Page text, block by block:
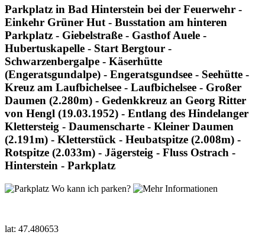
Parkplatz in Bad Hinterstein bei der Feuerwehr -
Einkehr Grüner Hut - Busstation am hinteren
Parkplatz - Giebelstraße - Gasthof Auele -
Hubertuskapelle - Start Bergtour -
Schwarzenbergalpe - Käserhütte
(Engeratsgundalpe) - Engeratsgundsee - Seehütte -
Kreuz am Laufbichelsee - Laufbichelsee - Großer
Daumen (2.280m) - Gedenkkreuz an Georg Ritter
von Hengl (19.03.1952) - Entlang des Hindelanger
Klettersteig - Daumenscharte - Kleiner Daumen
(2.191m) - Kletterstück - Heubatspitze (2.008m) -
Rotspitze (2.033m) - Jägersteig - Fluss Ostrach -
Hinterstein - Parkplatz
Wo kann ich parken?
lat: 47.480653